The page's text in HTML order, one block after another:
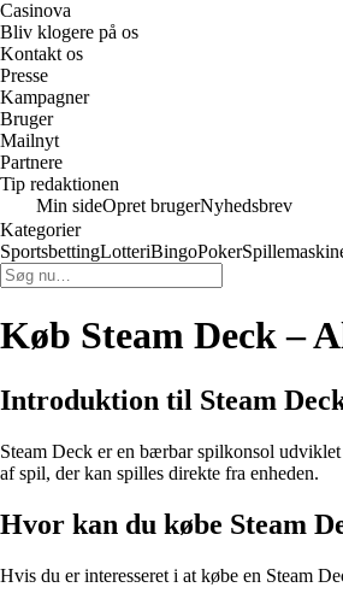
Casinova
Bliv klogere på os
Kontakt os
Presse
Kampagner
Bruger
Mailnyt
Partnere
Tip redaktionen
Min sideOpret brugerNyhedsbrev
Kategorier
SportsbettingLotteriBingoPoker
Køb Steam Deck –
Introduktion til Steam
Steam Deck er en bærbar spilkonsol
af spil, der kan spilles direkte fra enheden.
Hvor kan du købe Steam
Hvis du er interesseret i at købe en Steam